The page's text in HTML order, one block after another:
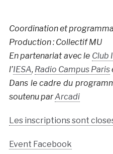
Coordination et
Production : Collectif MU
En partenariat avec le Club
l’IESA, Radio Campus Paris
Dans le cadre du
soutenu parArcadi
Les inscriptions sont
Event Facebook